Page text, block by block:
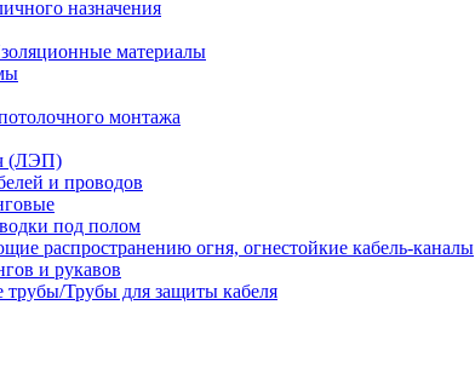
назначения
материалы
монтажа
(ЛЭП)
и проводов
под полом
распространению огня, огнестойкие кабель-каналы
и рукавов
трубы/Трубы для защиты кабеля